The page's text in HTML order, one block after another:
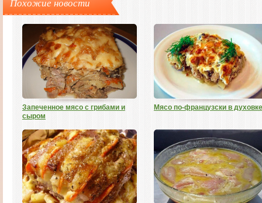
Запеченное мясо с грибами и
сыром
Мясо по-французски в духовке